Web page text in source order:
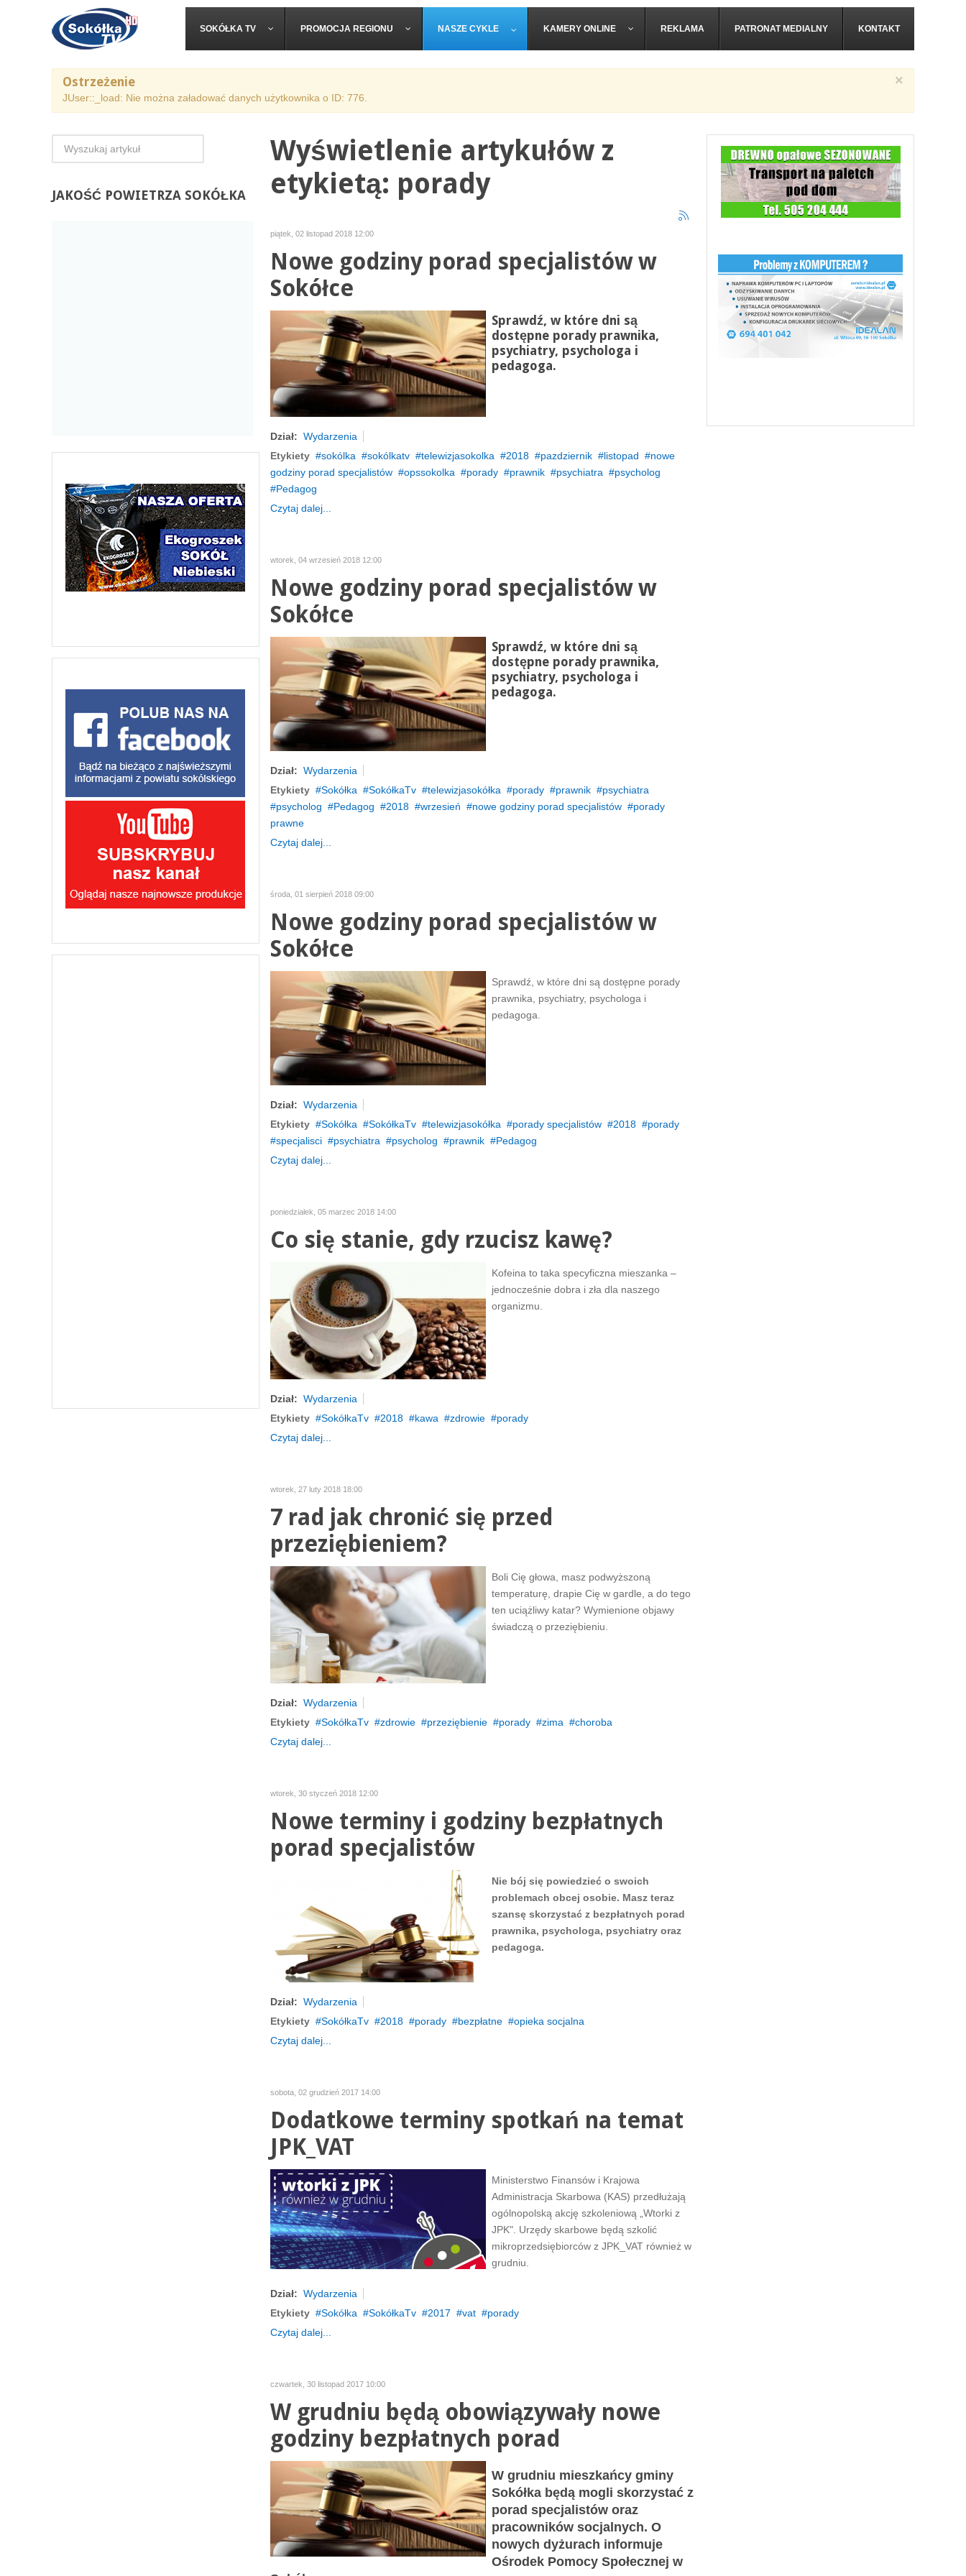
SOKÓŁKA TV PROMOCJA REGIONU NASZE CYKLE KAMERY ONLINE REKLAMA PATRONAT MEDIALNY KONTAKT
×
Ostrzeżenie
JUser::_load: Nie można załadować danych użytkownika o ID: 776.
Wyświetlenie artykułów z
etykietą: porady
piątek, 02 listopad 2018 12:00
Nowe godziny porad specjalistów w
Sokółce
Sprawdź, w które dni są
dostępne porady prawnika,
psychiatry, psychologa i
pedagoga.
Dział: Wydarzenia
Etykiety
sokólka sokólkatv telewizjasokolka 2018 pazdziernik listopad
nowe
godziny porad specjalistów
opssokolka porady prawnik psychiatra
psycholog
Pedagog
Czytaj dalej...
wtorek, 04 wrzesień 2018 12:00
Nowe godziny porad specjalistów w
Sokółce
Sprawdź, w które dni są
dostępne porady prawnika,
psychiatry, psychologa i
pedagoga.
Dział: Wydarzenia
Etykiety
Sokółka SokółkaTv telewizjasokółka porady prawnik
psychiatra
psycholog
Pedagog 2018 wrzesień nowe godziny porad specjalistów
porady
prawne
Czytaj dalej...
środa, 01 sierpień 2018 09:00
Nowe godziny porad specjalistów w
Sokółce
Sprawdź, w które dni są dostępne porady
prawnika, psychiatry, psychologa i
pedagoga.
Dział: Wydarzenia
Etykiety
Sokółka SokółkaTv telewizjasokółka porady specjalistów 2018
porady
specjalisci
psychiatra psycholog prawnik
Pedagog
Czytaj dalej...
poniedziałek, 05 marzec 2018 14:00
Co się stanie, gdy rzucisz kawę?
Kofeina to taka specyficzna mieszanka –
jednocześnie dobra i zła dla naszego
organizmu.
Dział: Wydarzenia
Etykiety
SokółkaTv 2018 kawa zdrowie
porady
Czytaj dalej...
wtorek, 27 luty 2018 18:00
7 rad jak chronić się przed
przeziębieniem?
Boli Cię głowa, masz podwyższoną
temperaturę, drapie Cię w gardle, a do tego
ten uciążliwy katar? Wymienione objawy
świadczą o przeziębieniu.
Dział: Wydarzenia
Etykiety
SokółkaTv zdrowie przeziębienie porady zima
choroba
Czytaj dalej...
wtorek, 30 styczeń 2018 12:00
Nowe terminy i godziny bezpłatnych
porad specjalistów
Nie bój się powiedzieć o swoich
problemach obcej osobie. Masz teraz
szansę skorzystać z bezpłatnych porad
prawnika, psychologa, psychiatry oraz
pedagoga.
Dział: Wydarzenia
Etykiety
SokółkaTv 2018 porady bezpłatne
opieka socjalna
Czytaj dalej...
sobota, 02 grudzień 2017 14:00
Dodatkowe terminy spotkań na temat
JPK_VAT
Ministerstwo Finansów i Krajowa
Administracja Skarbowa (KAS) przedłużają
ogólnopolską akcję szkoleniową „Wtorki z
JPK". Urzędy skarbowe będą szkolić
mikroprzedsiębiorców z JPK_VAT również w
grudniu.
Dział: Wydarzenia
Etykiety
Sokółka SokółkaTv 2017 vat
porady
Czytaj dalej...
czwartek, 30 listopad 2017 10:00
W grudniu będą obowiązywały nowe
godziny bezpłatnych porad
W grudniu mieszkańcy gminy
Sokółka będą mogli skorzystać z
porad specjalistów oraz
pracowników socjalnych. O
nowych dyżurach informuje
Ośrodek Pomocy Społecznej w
JAKOŚĆ POWIETRZA SOKÓŁKA